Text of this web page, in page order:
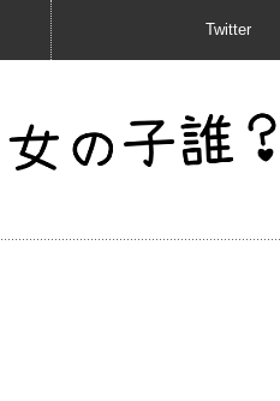
Twitter